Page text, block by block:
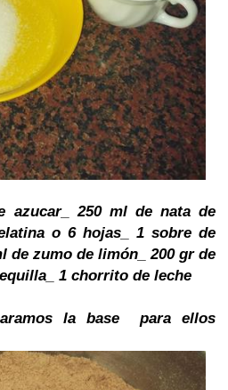
azucar_ 250 ml de nata de
o 6 hojas _ 1 sobre de
de zumo de limón _ 200 gr de
_ 1 chorrito de leche
la base para ellos